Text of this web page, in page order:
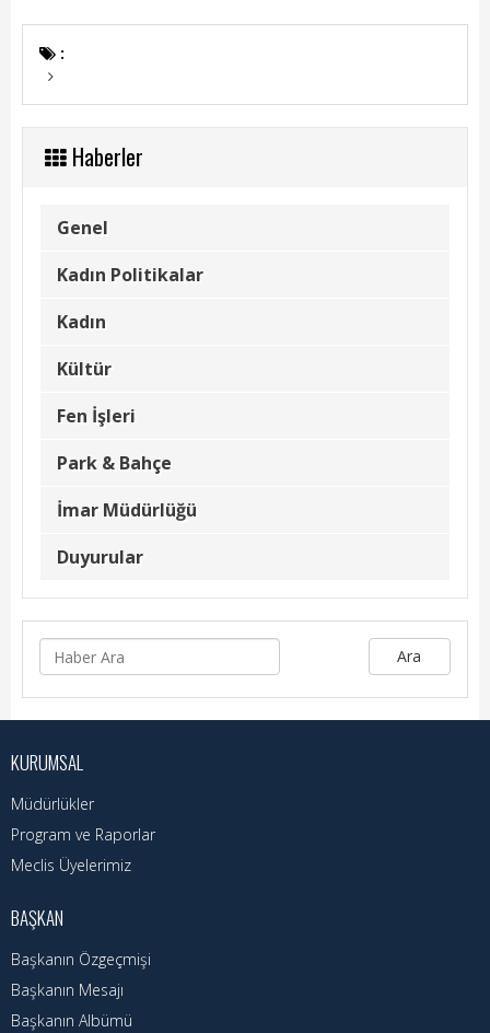
Tamamlanan Projeler
Devam Eden Projeler
Haberler
Genel
Kadın Politikalar
Kadın
Kültür
Fen İşleri
Park & Bahçe
İmar Müdürlüğü
Duyurular
Foto Galeri
Videolar
Etkinlik Takvimi
Hizmet Rehberi
Faaliyet Raporu
Başvuru Rehberi
Meclis Kararları
İhale İlanları
Vefat Edenler
:
Haberler
Genel
Kadın Politikalar
Kadın
Kültür
Fen İşleri
Park & Bahçe
İmar Müdürlüğü
Duyurular
Ara
KURUMSAL
Müdürlükler
Program ve Raporlar
Meclis Üyelerimiz
BAŞKAN
Başkanın Özgeçmişi
Başkanın Mesajı
Başkanın Albümü